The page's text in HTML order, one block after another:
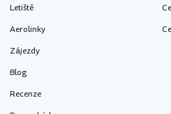
Letiště
Aerolinky
Zájezdy
Blog
Recenze